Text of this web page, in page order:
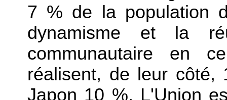
7 % de la population
dynamisme et la
communautaire en
réalisent, de leur
Japon 10 %. L'Union